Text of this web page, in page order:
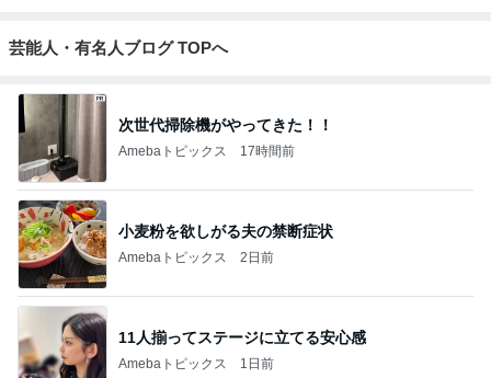
芸能人・有名人ブログ TOPへ
次世代掃除機がやってきた！！
Amebaトピックス 17時間前
小麦粉を欲しがる夫の禁断症状
Amebaトピックス 2日前
11人揃ってステージに立てる安心感
Amebaトピックス 1日前